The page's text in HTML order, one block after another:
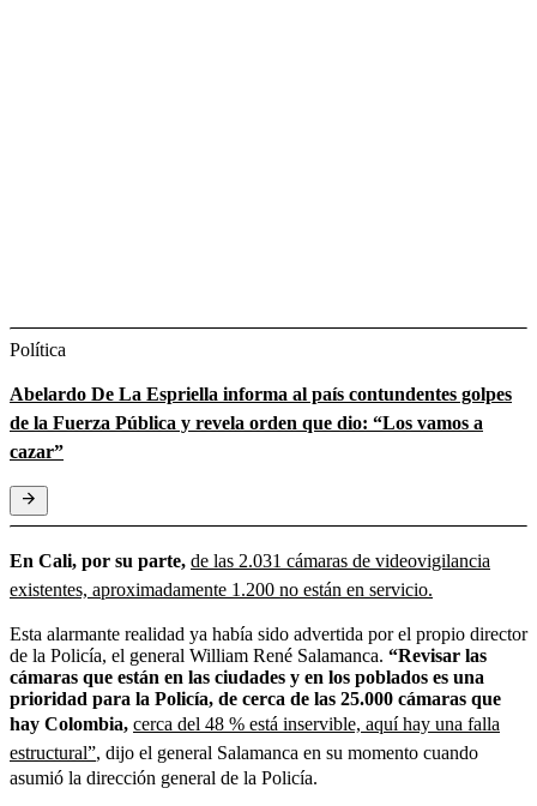
Política
Abelardo De La Espriella informa al país contundentes golpes
de la Fuerza Pública y revela orden que dio: “Los vamos a
cazar”
En Cali, por su parte, de las 2.031 cámaras de videovigilancia
existentes, aproximadamente 1.200 no están en servicio.
Esta alarmante realidad ya había sido advertida por el propio director
de la Policía, el general William René Salamanca. “Revisar las
cámaras que están en las ciudades y en los poblados es una
prioridad para la Policía, de cerca de las 25.000 cámaras que
hay Colombia, cerca del 48 % está inservible, aquí hay una falla
estructural”, dijo el general Salamanca en su momento cuando
asumió la dirección general de la Policía.